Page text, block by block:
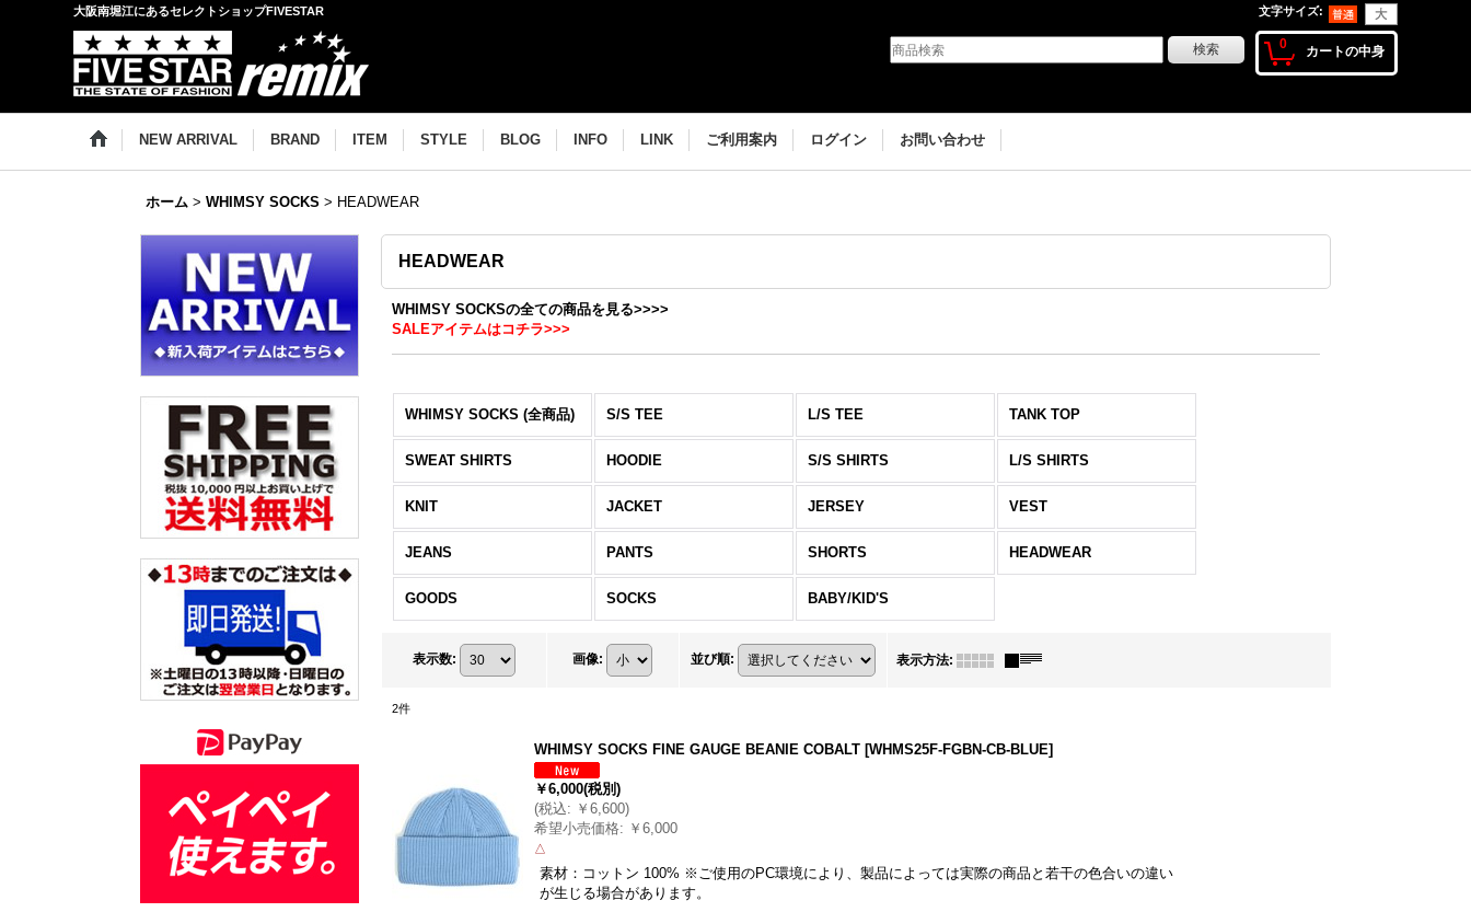
大阪南堀江にあるセレクトショップFIVESTAR 文字サイズ:
0 カートの中身
NEW ARRIVAL BRAND ITEM STYLE BLOG INFO LINK ご利用案内 ログイン お問い合わせ
ホーム > WHIMSY SOCKS > HEADWEAR
HEADWEAR
WHIMSY SOCKSの全ての商品を見る>>>>
SALEアイテムはコチラ>>>
WHIMSY SOCKS (全商品) S/S TEE L/S TEE TANK TOP
SWEAT SHIRTS HOODIE S/S SHIRTS L/S SHIRTS
KNIT JACKET JERSEY VEST
JEANS PANTS SHORTS HEADWEAR
GOODS SOCKS BABY/KID'S
表示数: 画像: 並び順: 表示方法:
2件
WHIMSY SOCKS FINE GAUGE BEANIE COBALT [WHMS25F-FGBN-CB-BLUE]
￥6,000(税別)
(税込: ￥6,600)
希望小売価格: ￥6,000
△
素材：コットン 100% ※ご使用のPC環境により、製品によっては実際の商品と若干の色合いの違い
が生じる場合があります。